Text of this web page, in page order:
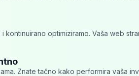
i kontinuirano optimiziramo. Vaša web
Znate tačno kako performira vaša